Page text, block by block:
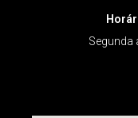
Segunda